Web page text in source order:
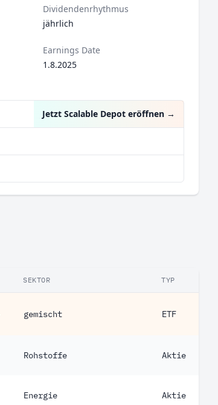
Dividendenrhythmus
jährlich
Earnings Date
1.8.2025
Jetzt Scalable Depot eröffnen →
SEKTOR TYP
gemischt ETF
Rohstoffe Aktie
Energie Aktie